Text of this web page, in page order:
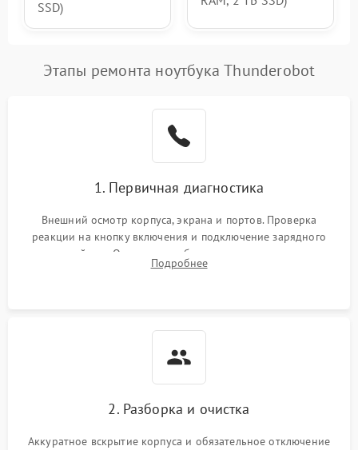
SSD)
Этапы ремонта ноутбука Thunderobot
1. Первичная диагностика
Внешний осмотр корпуса, экрана и портов. Проверка
реакции на кнопку включения и подключение зарядного
устройства. Оценка потребления тока с помощью
лабораторного блока питания для локализации проблемы.
Подробнее
2. Разборка и очистка
Аккуратное вскрытие корпуса и обязательное отключение